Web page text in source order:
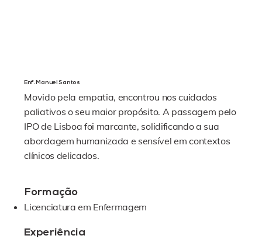
Enf. Manuel Santos
Movido pela empatia, encontrou nos cuidados
paliativos o seu maior propósito. A passagem pelo
IPO de Lisboa foi marcante, solidificando a sua
abordagem humanizada e sensível em contextos
clínicos delicados.
Formação
Licenciatura em Enfermagem
Experiência